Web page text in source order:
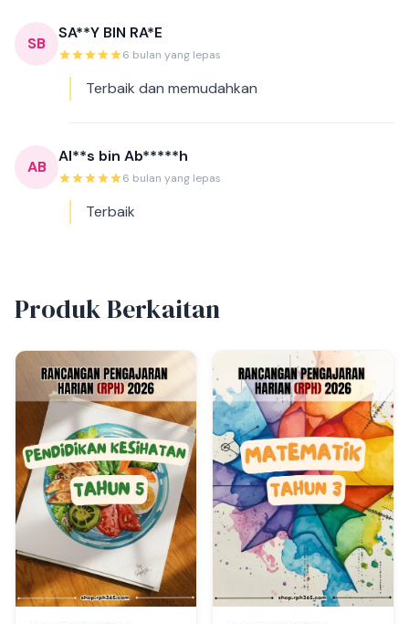
SB
SA**Y BIN RA*E
6 bulan yang lepas
Terbaik dan memudahkan
AB
Al**s bin Ab*****h
6 bulan yang lepas
Terbaik
Produk Berkaitan